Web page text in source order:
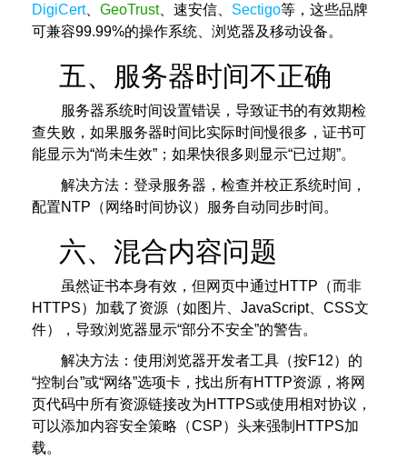
DigiCert、 GeoTrust、速安信、 Sectigo等，这些品牌
可兼容99.99%的操作系统、浏览器及移动设备。
五、服务器时间不正确
服务器系统时间设置错误，导致证书的有效期检
查失败，如果服务器时间比实际时间慢很多，证书可
能显示为“尚未生效”；如果快很多则显示“已过期”。
解决方法：登录服务器，检查并校正系统时间，
配置NTP（网络时间协议）服务自动同步时间。
六、混合内容问题
虽然证书本身有效，但网页中通过HTTP（而非
HTTPS）加载了资源（如图片、JavaScript、CSS文
件），导致浏览器显示“部分不安全”的警告。
解决方法：使用浏览器开发者工具（按F12）的
“控制台”或“网络”选项卡，找出所有HTTP资源，将网
页代码中所有资源链接改为HTTPS或使用相对协议，
可以添加内容安全策略（CSP）头来强制HTTPS加
载。